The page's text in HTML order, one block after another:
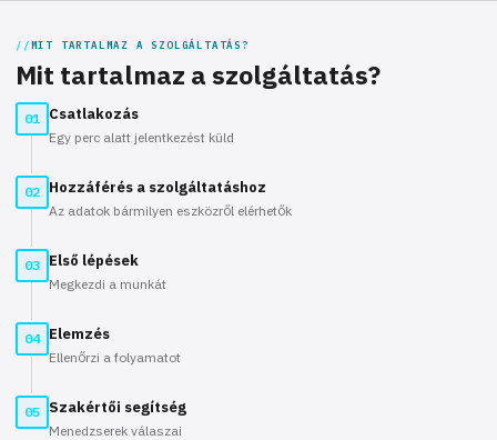
MIT TARTALMAZ A SZOLGÁLTATÁS?
Mit tartalmaz a szolgáltatás?
01 Csatlakozás
Egy perc alatt jelentkezést küld
02 Hozzáférés a szolgáltatáshoz
Az adatok bármilyen eszközről elérhetők
03 Első lépések
Megkezdi a munkát
04 Elemzés
Ellenőrzi a folyamatot
05 Szakértői segítség
Menedzserek válaszai